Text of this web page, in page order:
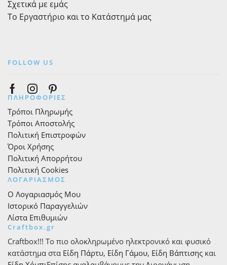
Σχετικά με εμάς
Το Εργαστήριο και το Κατάστημά μας
FOLLOW US
Facebook
Instagram
Pinterest
ΠΛΗΡΟΦΟΡΙΕΣ
Τρόποι Πληρωμής
Τρόποι Αποστολής
Πολιτική Επιστροφών
Όροι Χρήσης
Πολιτική Απορρήτου
Πολιτική Cookies
ΛΟΓΑΡΙΑΣΜΟΣ
Ο Λογαριασμός Μου
Ιστορικό Παραγγελιών
Λίστα Επιθυμιών
Craftbox.gr
Craftbox!!! Το πιο ολοκληρωμένο ηλεκτρονικό και φυσικό
κατάστημα στα Είδη Πάρτυ, Είδη Γάμου, Είδη Βάπτισης και